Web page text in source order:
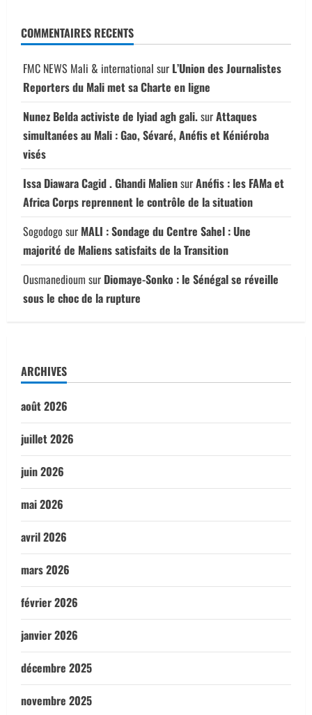
COMMENTAIRES RECENTS
FMC NEWS Mali & international sur L’Union des Journalistes
Reporters du Mali met sa Charte en ligne
Nunez Belda activiste de lyiad agh gali.surAttaques
simultanées au Mali : Gao, Sévaré, Anéfis et Kéniéroba
visés
Issa Diawara Cagid . Ghandi MaliensurAnéfis : les FAMa et
Africa Corps reprennent le contrôle de la situation
Sogodogo sur MALI : Sondage du Centre Sahel : Une
majorité de Maliens satisfaits de la Transition
Ousmanedioum sur Diomaye-Sonko : le Sénégal se réveille
sous le choc de la rupture
ARCHIVES
août 2026
juillet 2026
juin 2026
mai 2026
avril 2026
mars 2026
février 2026
janvier 2026
décembre 2025
novembre 2025